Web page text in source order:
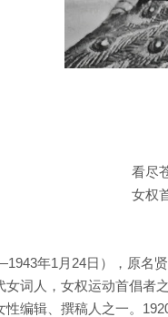
看尽
女权
年1月24日），原名
女词人，女权运动首倡者
性编辑、撰稿人之一。